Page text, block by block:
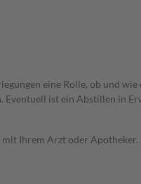
eine Rolle, ob und
ist ein Abstillen in
Ihrem Arzt oder